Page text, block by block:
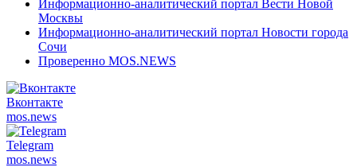
Информационно-аналитический портал Вести Новой
Москвы
Информационно-аналитический портал Новости города
Сочи
Проверенно MOS.NEWS
Вконтакте
mos.news
Telegram
mos.news